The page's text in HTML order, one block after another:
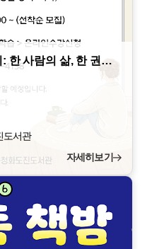
: 한 사람의 삶, 한 권…
도서관
자세히보기